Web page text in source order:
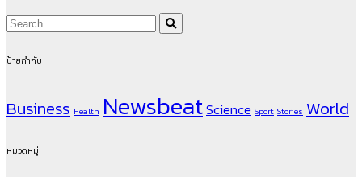
ป้ายกำกับ
Business Health NewsbeatScience Sport Stories World
หมวดหมู่